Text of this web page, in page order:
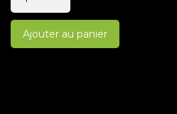
Ajouter au panier